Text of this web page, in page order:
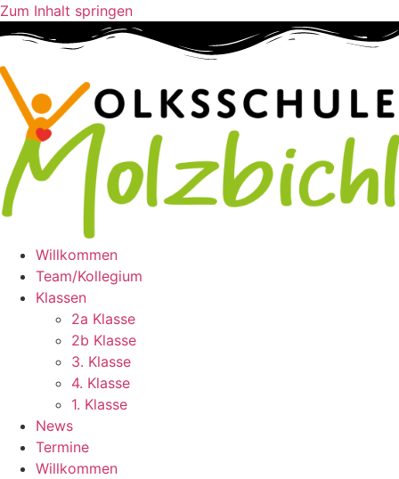
Zum Inhalt springen
Willkommen
Team/Kollegium
Klassen
2a Klasse
2b Klasse
3. Klasse
4. Klasse
1. Klasse
News
Termine
Willkommen